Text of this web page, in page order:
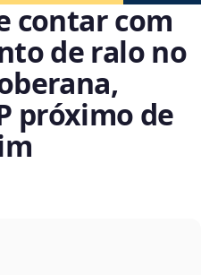
contar com
de ralo no
próximo de